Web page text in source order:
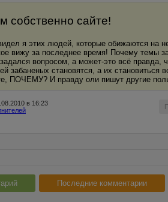
собственно сайте!
я этих людей, которые обижаются на
вижу за последнее время! Почему темы
вопросом, а может-это всё правда,
забаненых становятся, а их
ПОЧЕМУ? И правду оли пишут другие
в 16:23
Последние комментарии